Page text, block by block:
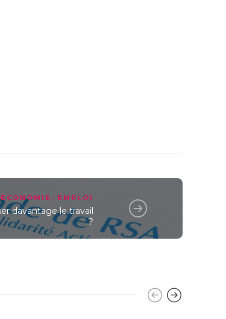
ECONOMIE , EMPLOI
davantage le travail
?